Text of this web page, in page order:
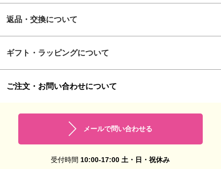
返品・交換について
ギフト・ラッピングについて
ご注文・お問い合わせについて
メールで問い合わせる
受付時間 10:00-17:00 土・日・祝休み